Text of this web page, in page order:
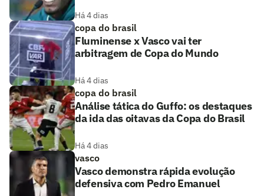
Há 4 dias
copa do brasil
Fluminense x Vasco vai ter
arbitragem de Copa do Mundo
Há 4 dias
copa do brasil
Análise tática do Guffo: os destaques
da ida das oitavas da Copa do Brasil
Há 4 dias
vasco
Vasco demonstra rápida evolução
defensiva com Pedro Emanuel